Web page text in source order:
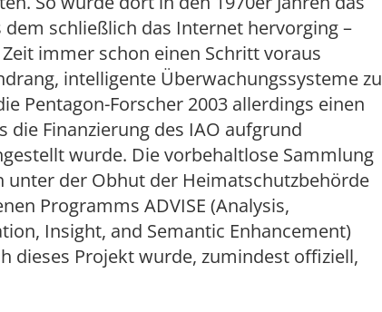
schließlich das Internet hervorging –
immer schon einen Schritt voraus
intelligente Überwachungssysteme zu
Pentagon-Forscher 2003 allerdings einen
die Finanzierung des IAO aufgrund
wurde. Die vorbehaltlose Sammlung
unter der Obhut der Heimatschutzbehörde
Programms ADVISE (Analysis,
Insight, and Semantic Enhancement)
dieses Projekt wurde, zumindest offiziell,